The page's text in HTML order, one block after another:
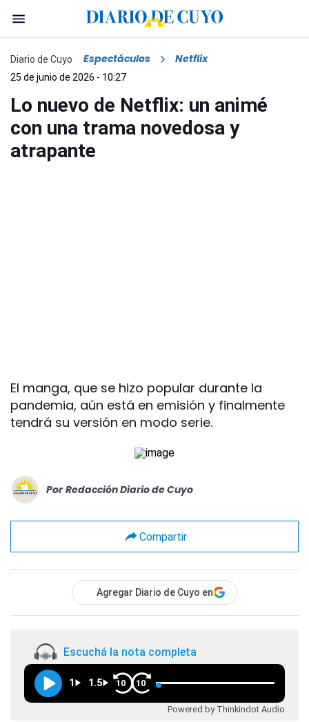
Diario de Cuyo Espectáculos Netflix
25 de junio de 2026 - 10:27
Lo nuevo de Netflix: un animé
con una trama novedosa y
atrapante
El manga, que se hizo popular durante la
pandemia, aún está en emisión y finalmente
tendrá su versión en modo serie.
Por Redacción Diario de Cuyo
Compartir
Agregar Diario de Cuyo en
Escuchá la nota completa
1 1.5 10 10
Powered by Thinkindot Audio